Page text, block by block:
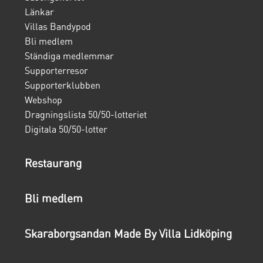
Länkar
Villas Bandypod
Bli medlem
Ständiga medlemmar
Supporterresor
Supporterklubben
Webshop
Dragningslista 50/50-lotteriet
Digitala 50/50-lotter
Restaurang
Bli medlem
Skaraborgsandan Made By Villa Lidköping